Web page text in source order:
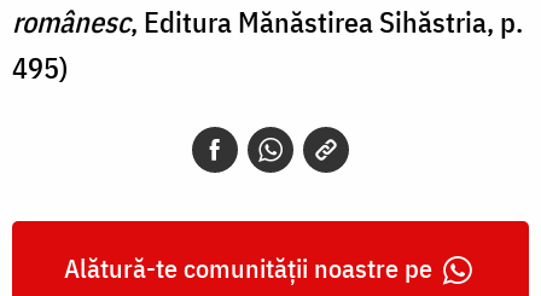
românesc, Editura Mănăstirea Sihăstria, p.
495)
Alătură-te comunității noastre pe